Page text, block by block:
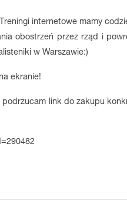
internetowe mamy
obostrzeń przez rząd i
w Warszawie:)
ekranie!
link do zakupu